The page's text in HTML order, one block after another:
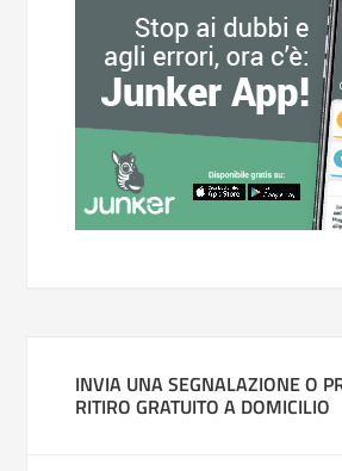
INVIA UNA SEGNALAZIONE O
RITIRO GRATUITO A DOMICILIO